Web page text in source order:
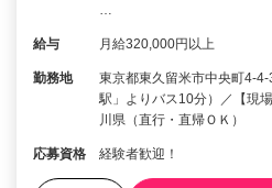
…
給与 月給320,000円以上
勤務地
東京都東久留米市中央町4-
駅」よりバス10分）／【現
川県（直行・直帰ＯＫ）
応募資格 経験者歓迎！